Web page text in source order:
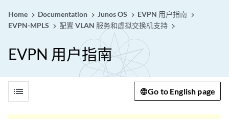
Home Documentation Junos OS
EVPN 用户指南
EVPN-MPLS
配置 VLAN 服务和虚拟交换机支持
EVPN 用户指南
list Go to English page